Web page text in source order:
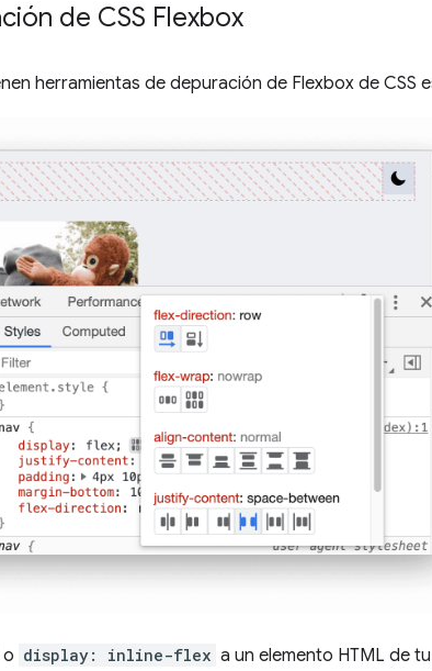
de CSS Flexbox
herramientas de depuración de Flexbox de CSS
o display: inline-flex a un elemento HTML de